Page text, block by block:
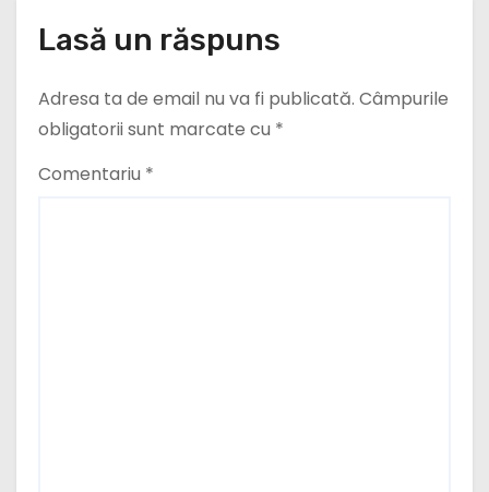
eLasă un răspuns
Adresa ta de email nu va fi publicată. Câmpurile
obligatorii sunt marcate cu *
Comentariu *